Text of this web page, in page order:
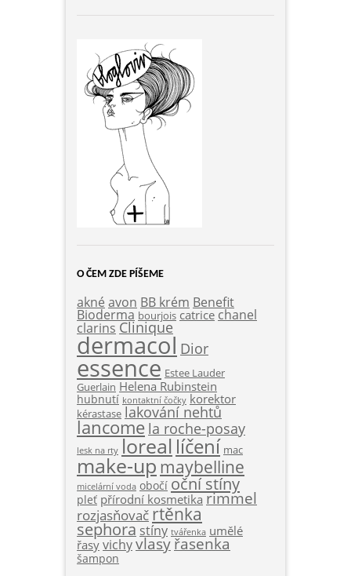
O ČEM ZDE PÍŠEME
akné avon BB krém Benefit
Bioderma bourjois catrice chanel
clarins Clinique
dermacol Dior
essence Estee Lauder
Guerlain Helena Rubinstein
hubnutí kontaktní čočky korektor
kérastase lakování nehtů
lancome la roche-posay
lesk na rty loreal líčení mac
make-upmaybelline
micelární voda obočí oční stíny
pleť přírodní kosmetika rimmel
rozjasňovač rtěnka
sephora stíny tvářenka umělé
řasyvichyvlasy řasenka
šampon